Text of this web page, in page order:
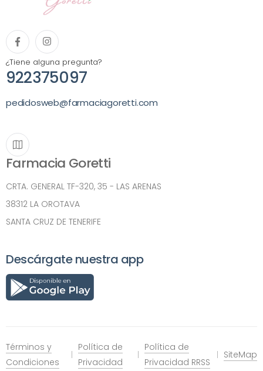
¿Tiene alguna pregunta?
922375097
pedidosweb@farmaciagoretti.com
Farmacia Goretti
CRTA. GENERAL TF-320, 35 - LAS ARENAS
38312 LA OROTAVA
SANTA CRUZ DE TENERIFE
Descárgate nuestra app
Términos y
Condiciones
Política de
Privacidad
Política de
Privacidad RRSS
SiteMap